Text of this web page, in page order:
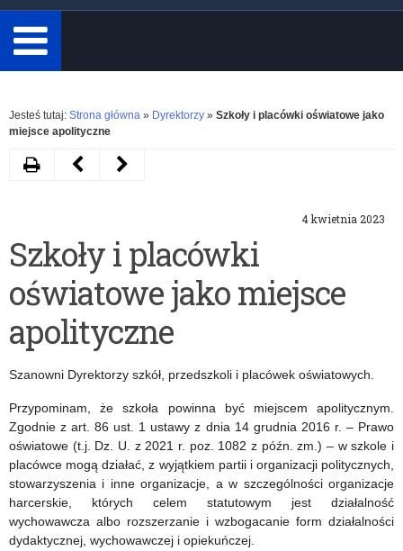
minimum
3
znaki.
Rozwiń
Jesteś tutaj: Strona główna » Dyrektorzy » Szkoły i placówki oświatowe jako
miejsce apolityczne
4 kwietnia 2023
Szkoły i placówki
oświatowe jako miejsce
apolityczne
Szanowni Dyrektorzy szkół, przedszkoli i placówek oświatowych.
Przypominam, że szkoła powinna być miejscem apolitycznym.
Zgodnie z art. 86 ust. 1 ustawy z dnia 14 grudnia 2016 r. – Prawo
oświatowe (t.j. Dz. U. z 2021 r. poz. 1082 z późn. zm.) – w szkole i
placówce mogą działać, z wyjątkiem partii i organizacji politycznych,
stowarzyszenia i inne organizacje, a w szczególności organizacje
harcerskie, których celem statutowym jest działalność
wychowawcza albo rozszerzanie i wzbogacanie form działalności
dydaktycznej, wychowawczej i opiekuńczej.
DrukujNastępny
tablica”
edycja
2023
–
nabór
wniosków
Poprzedni
kwalifikacyjne
studia
podyplomowe
Wczesne
Wspomaganie
Rozwoju
Dziecka
i Wsparcie
Rodziny
dla